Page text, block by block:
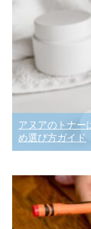
アヌアのトナー
め選び方ガイド